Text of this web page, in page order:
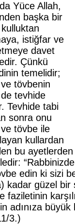
Yüce Allah,
başka bir
istiğfar ve
davet
Çünkü
temelidir;
tövbenin
tevhide
Tevhide tabi
sonra onu
tövbe ile
kullardan
bu ayetlerden
edin ki sizi
kadar güzel bir
faziletinin
adınıza
3.)